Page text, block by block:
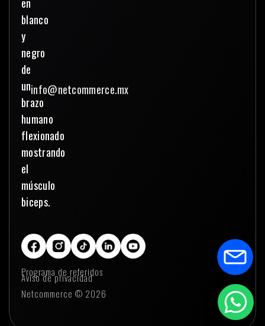
info@netcommerce.mx
Programa de referidos
Aviso de privacidad
Netcommerce © 2026